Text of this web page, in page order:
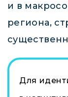
и в
региона,
Для